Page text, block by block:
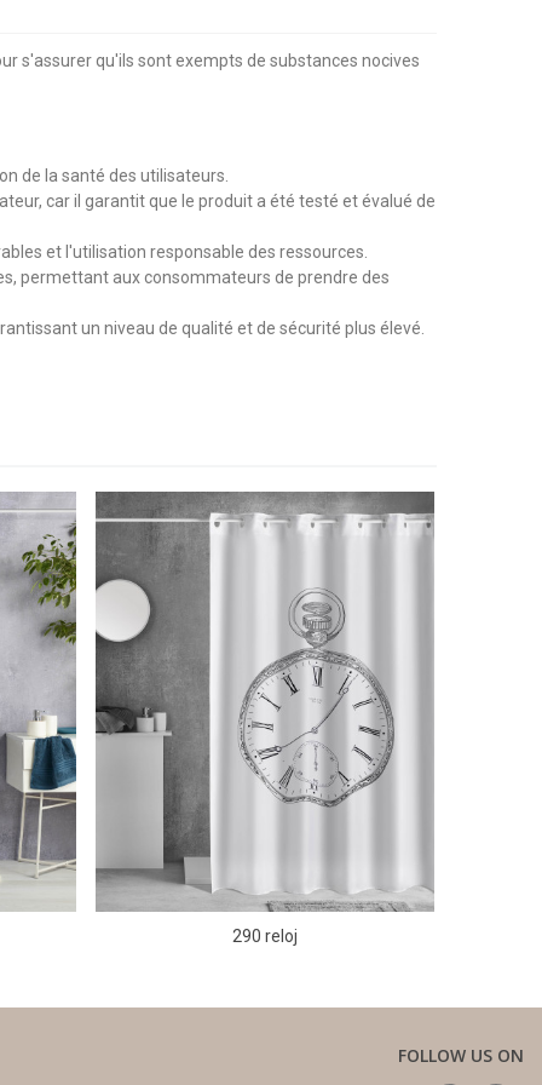
s'assurer qu'ils sont exempts de substances nocives
de la santé des utilisateurs.
car il garantit que le produit a été testé et évalué de
et l'utilisation responsable des ressources.
permettant aux consommateurs de prendre des
un niveau de qualité et de sécurité plus élevé.
290 reloj
FOLLOW US ON